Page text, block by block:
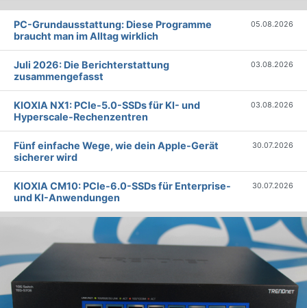
PC-Grundausstattung: Diese Programme
braucht man im Alltag wirklich
05.08.2026
Juli 2026: Die Bericht­erstattung
zusammengefasst
03.08.2026
KIOXIA NX1: PCIe-5.0-SSDs für KI- und
Hyperscale-Rechenzentren
03.08.2026
Fünf einfache Wege, wie dein Apple-Gerät
sicherer wird
30.07.2026
KIOXIA CM10: PCIe-6.0-SSDs für Enterprise-
und KI-Anwendungen
30.07.2026